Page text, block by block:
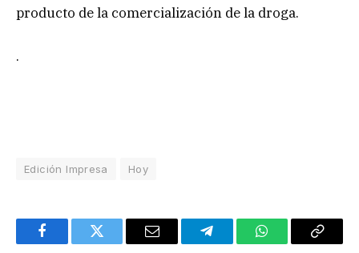
producto de la comercialización de la droga.
.
Edición Impresa Hoy
FacebookTwitter Email TelegramWhatsAppCopy